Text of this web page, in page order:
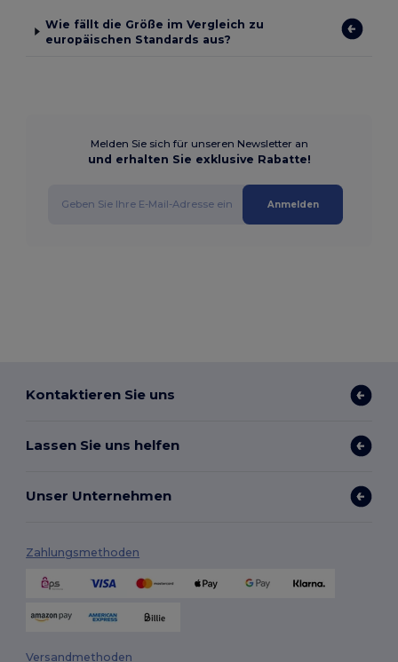
Wie fällt die Größe im Vergleich zu
europäischen Standards aus?
Melden Sie sich für unseren Newsletter an
und erhalten Sie exklusive Rabatte!
Anmelden
Kontaktieren Sie uns
Lassen Sie uns helfen
Unser Unternehmen
Zahlungsmethoden
Versandmethoden